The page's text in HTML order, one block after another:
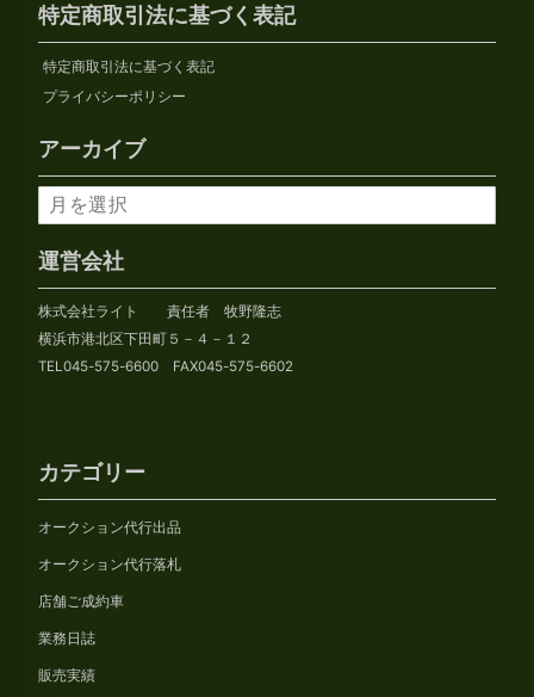
特定商取引法に基づく表記
特定商取引法に基づく表記
プライバシーポリシー
アーカイブ
ア
ー
カ
イ
ブ
運営会社
株式会社ライト 責任者 牧野隆志
横浜市港北区下田町５－４－１２
TEL045-575-6600 FAX045-575-6602
カテゴリー
オークション代行出品
オークション代行落札
店舗ご成約車
業務日誌
販売実績